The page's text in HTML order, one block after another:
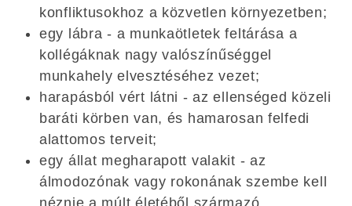
konfliktusokhoz a közvetlen környezetben;
egy lábra - a munkaötletek feltárása a
kollégáknak nagy valószínűséggel
munkahely elvesztéséhez vezet;
harapásból vért látni - az ellenséged közeli
baráti körben van, és hamarosan felfedi
alattomos terveit;
egy állat megharapott valakit - az
álmodozónak vagy rokonának szembe kell
néznie a múlt életéből származó